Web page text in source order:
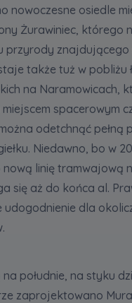
nowoczesne osiedle
Żurawiniec, którego
przyrody znajdującego
także tuż w pobliżu
na Naramowicach,
spacerowym
odetchnąć pełną
Niedawno, bo w
nową linię tramwajową
się aż do końca al.
udogodnienie dla
na południe, na styku
zaprojektowano